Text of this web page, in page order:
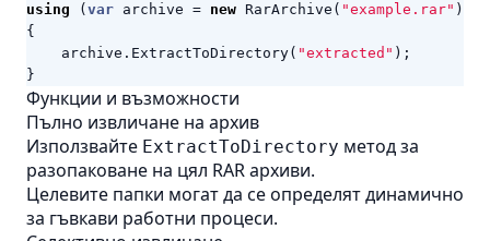
using ( var archive = new RarArchive ( "example.rar" ))
{
archive . ExtractToDirectory( "extracted" );
}
Функции и възможности
Пълно извличане на архив
Използвайте ExtractToDirectory метод за
разопаковане на цял RARархиви.
Целевите папки могат да се определят динамично
за гъвкави работни процеси.